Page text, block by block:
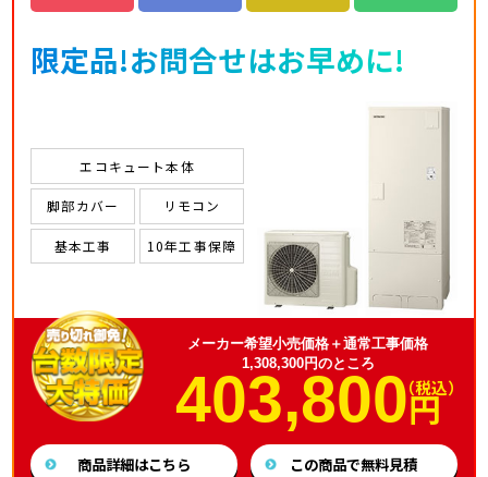
限定品!お問合せはお早めに!
エコキュート本体
脚部カバー リモコン
基本工事 10年工事保障
メーカー希望小売価格＋通常工事価格
1,308,300円のところ
403,800円
（税込）
商品詳細はこちら この商品で無料見積